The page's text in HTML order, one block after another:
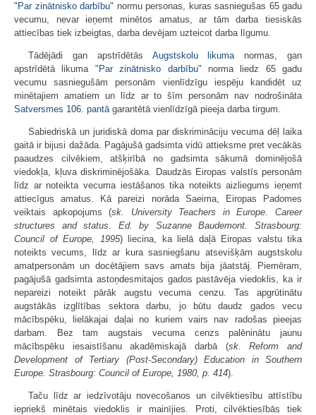
" Par zinātnisko darbību" normu personas, kuras sasniegušas 65 gadu
vecumu, nevar ieņemt minētos amatus, ar tām darba tiesiskās
attiecības tiek izbeigtas, darba devējam uzteicot darba līgumu.
Tādējādi gan apstrīdētās Augstskolu likumanormas, gan
apstrīdētā likuma " Par zinātnisko darbību" norma liedz 65 gadu
vecumu sasniegušām personām vienlīdzīgu iespēju kandidēt uz
minētajiem amatiem un līdz ar to šīm personām nav nodrošināta
Satversmes 106. pantāgarantētā vienlīdzīgā pieeja darba tirgum.
Sabiedriskā un juridiskā doma par diskrimināciju vecuma dēļ laika
gaitā ir bijusi dažāda. Pagājušā gadsimta vidū attieksme pret vecākās
paaudzes cilvēkiem, atšķirībā no gadsimta sākumā dominējošā
viedokļa, kļuva diskriminējošāka. Daudzās Eiropas valstīs personām
līdz ar noteikta vecuma iestāšanos tika noteikts aizliegums ieņemt
attiecīgus amatus. Kā pareizi norāda Saeima, Eiropas Padomes
veiktais apkopojums (sk. University Teachers in Europe. Career
structures and status. Ed. by Suzanne Baudemont. Strasbourg:
Council of Europe, 1995) liecina, ka lielā daļā Eiropas valstu tika
noteikts vecums, līdz ar kura sasniegšanu atsevišķām augstskolu
amatpersonām un docētājiem savs amats bija jāatstāj. Piemēram,
pagājušā gadsimta astoņdesmitajos gados pastāvēja viedoklis, ka ir
nepareizi noteikt pārāk augstu vecuma cenzu. Tas apgrūtinātu
augstākās izglītības sektora darbu, jo būtu daudz gados vecu
mācībspēku, lielākajai daļai no kuriem vairs nav radošas pieejas
darbam. Bez tam augstais vecuma cenzs palēninātu jaunu
mācībspēku iesaistīšanu akadēmiskajā darbā (sk. Reform and
Development of Tertiary (Post-Secondary) Education in Southern
Europe. Strasbourg: Council of Europe, 1980, p. 414).
Taču līdz ar iedzīvotāju novecošanos un cilvēktiesību attīstību
iepriekš minētais viedoklis ir mainījies. Proti, cilvēktiesībās tiek